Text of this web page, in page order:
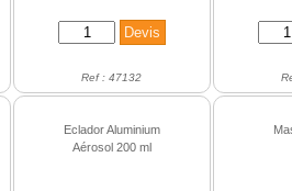
Ref : 47132
Eclador Aluminium
Aérosol 200 ml